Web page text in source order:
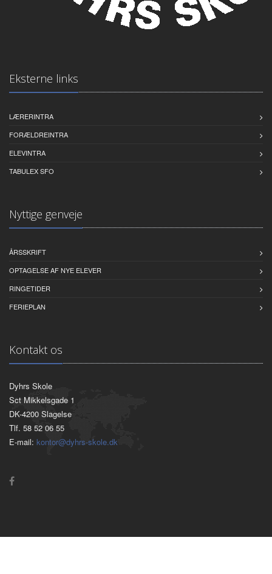
Eksterne links
LÆRERINTRA
FORÆLDREINTRA
ELEVINTRA
TABULEX SFO
Nyttige genveje
ÅRSSKRIFT
OPTAGELSE AF NYE ELEVER
RINGETIDER
FERIEPLAN
Kontakt os
Dyhrs Skole
Sct Mikkelsgade 1
DK-4200 Slagelse
Tlf. 58 52 06 55
E-mail: kontor@dyhrs-skole.dk